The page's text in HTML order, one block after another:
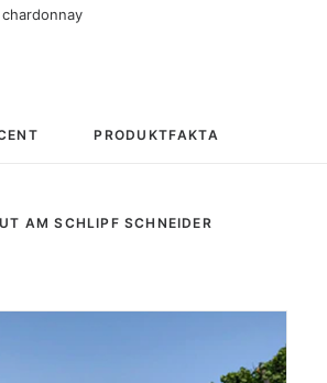
chardonnay
PRODUKTFAKTA
AM SCHLIPF SCHNEIDER